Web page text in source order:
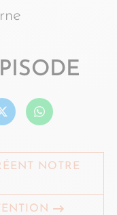
NOTRE